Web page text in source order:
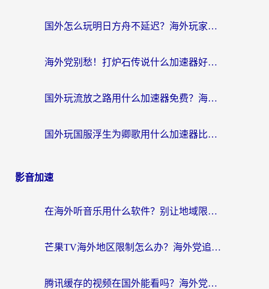
国外怎么玩明日方舟不延迟？海外玩家国服游戏加速终极指南（附DNF梦幻诛仙解决方案）
海外党别愁！打炉石传说什么加速器好用？3个实用技巧解决国服游戏卡顿
国外玩流放之路用什么加速器免费？海外党亲测有效的国服游戏加速指南
国外玩国服浮生为卿歌用什么加速器比较好？海外党亲测不踩坑指南
影音加速
在海外听音乐用什么软件？别让地域限制断了你的华语歌单
芒果TV海外地区限制怎么办？海外党追剧看片的实用加速器选择指南
腾讯缓存的视频在国外能看吗？海外党追剧看片的终极解决方案